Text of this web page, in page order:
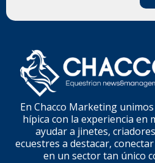
En Chacco Marketing
hípica con la experiencia en
ayudar a jinetes,
ecuestres a destacar,
en un sector tan único